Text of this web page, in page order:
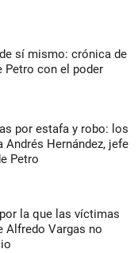
sí mismo: crónica de
Petro con el poder
por estafa y robo: los
Hernández, jefe
Petro
la que las víctimas
Alfredo Vargas no